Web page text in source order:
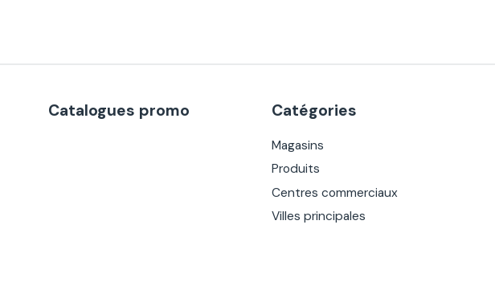
Catalogues promo Catégories
Magasins
Produits
Centres commerciaux
Villes principales